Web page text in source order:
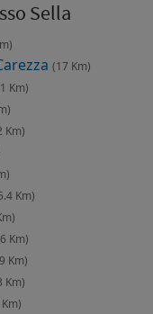
Sella
(17 Km)
Km)
Km)
Km)
Km)
Km)
Km)